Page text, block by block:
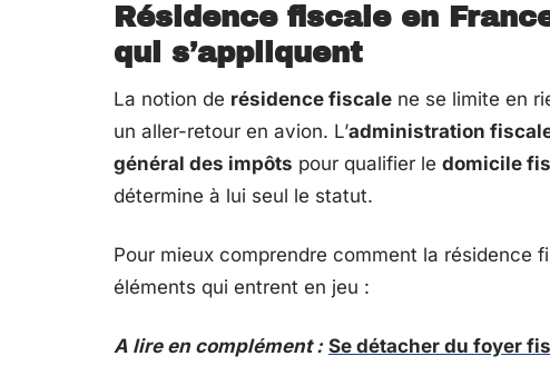
Résidence fiscale en
qui s’appliquent
La notion de résidence fiscale ne se limite en
un aller-retour en avion. L’administration
général des impôts pour qualifier le domicile
détermine à lui seul le statut.
Pour mieux comprendre comment la résidence
éléments qui entrent en jeu :
A lire en complément : Se détacher du foyer